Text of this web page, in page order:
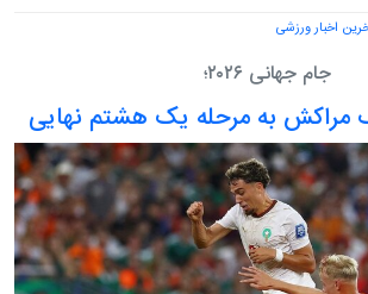
اخبار ورزشی
جام جهانی ۲۰۲۶؛
مراکش به مرحله یک هشتم نهایی